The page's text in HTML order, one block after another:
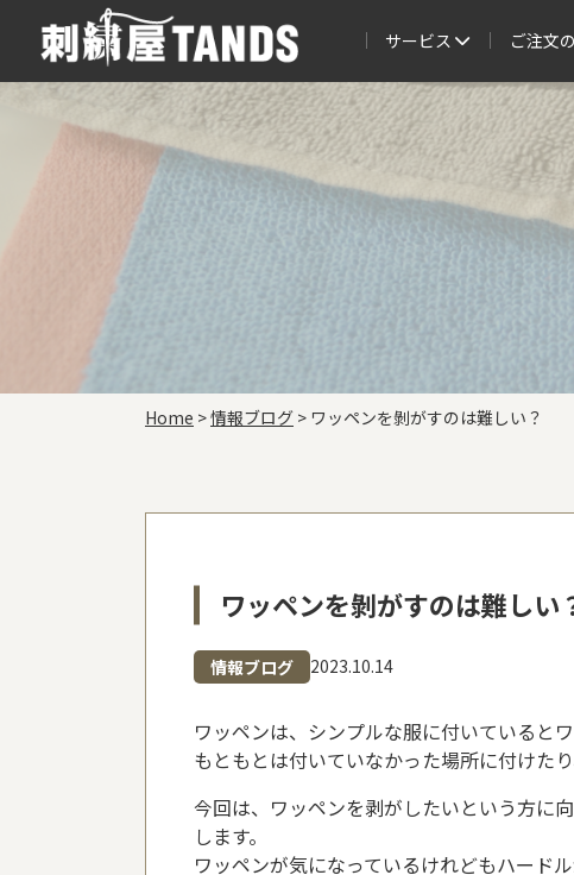
サービス ご注文
Home >情報ブログ > ワッペンを剝がすのは難しい？
ワッペンを剝がすのは難しい
情報ブログ 2023.10.14
ワッペンは、シンプルな服に付いていると
もともとは付いていなかった場所に付けた
今回は、ワッペンを剥がしたいという方に
します。
ワッペンが気になっているけれどもハード